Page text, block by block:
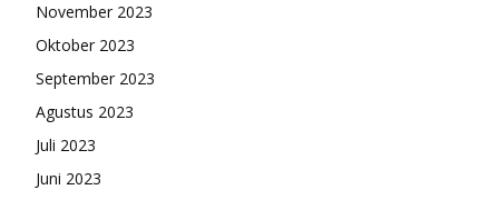
November 2023
Oktober 2023
September 2023
Agustus 2023
Juli 2023
Juni 2023